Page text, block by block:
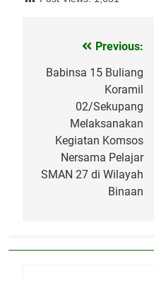
Navigasi
pos
Previous:
Babinsa 15 Buliang
Koramil
02/Sekupang
Melaksanakan
Kegiatan Komsos
Nersama Pelajar
SMAN 27 di Wilayah
Binaan